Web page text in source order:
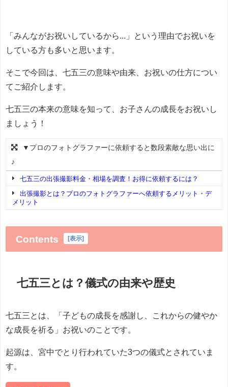
「みんながお祝いしているから...」という理由でお祝いを
している方も多いと思います。
そこで今回は、七五三の意味や由来、お祝いの仕方につい
てご紹介します。
七五三の本来の意味を知って、お子さんの成長をお祝いし
ましょう！
▼プロのフォトグラファーに依頼すると数段素敵な思い出に
♪
七五三の出張撮影料金・相場を調査！お得に依頼するには？
出張撮影とは？プロのフォトグラファーへ依頼するメリット・デ
メリット
Contents [表示]
七五三とは？儀式の由来や歴史
七五三とは、「子どもの成長を感謝し、これからの健やか
な成長を祈る」お祝いのことです。
起源は、宮中でとり行われていた3つの儀式とされていま
す。